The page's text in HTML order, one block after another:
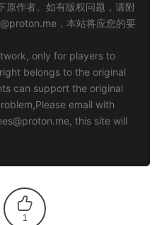
原作者。如有版权问题，请附
，本站将应您的要
only for players to
belongs to the original
can support the original
email with
, this site will
1